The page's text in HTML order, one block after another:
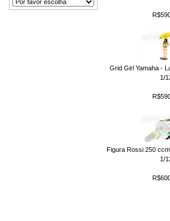
Grid Girl Yamaha -
1/
Figura Rossi 250
1/